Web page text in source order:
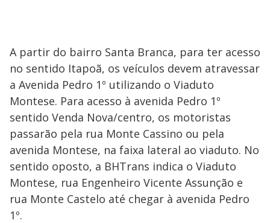
A partir do bairro Santa Branca, para ter acesso
no sentido Itapoã, os veículos devem atravessar
a Avenida Pedro 1º utilizando o Viaduto
Montese. Para acesso à avenida Pedro 1º
sentido Venda Nova/centro, os motoristas
passarão pela rua Monte Cassino ou pela
avenida Montese, na faixa lateral ao viaduto. No
sentido oposto, a BHTrans indica o Viaduto
Montese, rua Engenheiro Vicente Assunção e
rua Monte Castelo até chegar à avenida Pedro
1º.